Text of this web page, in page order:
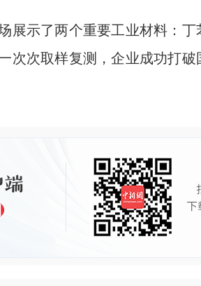
示了两个重要工业材料：丁
次次取样复测，企业成功打破